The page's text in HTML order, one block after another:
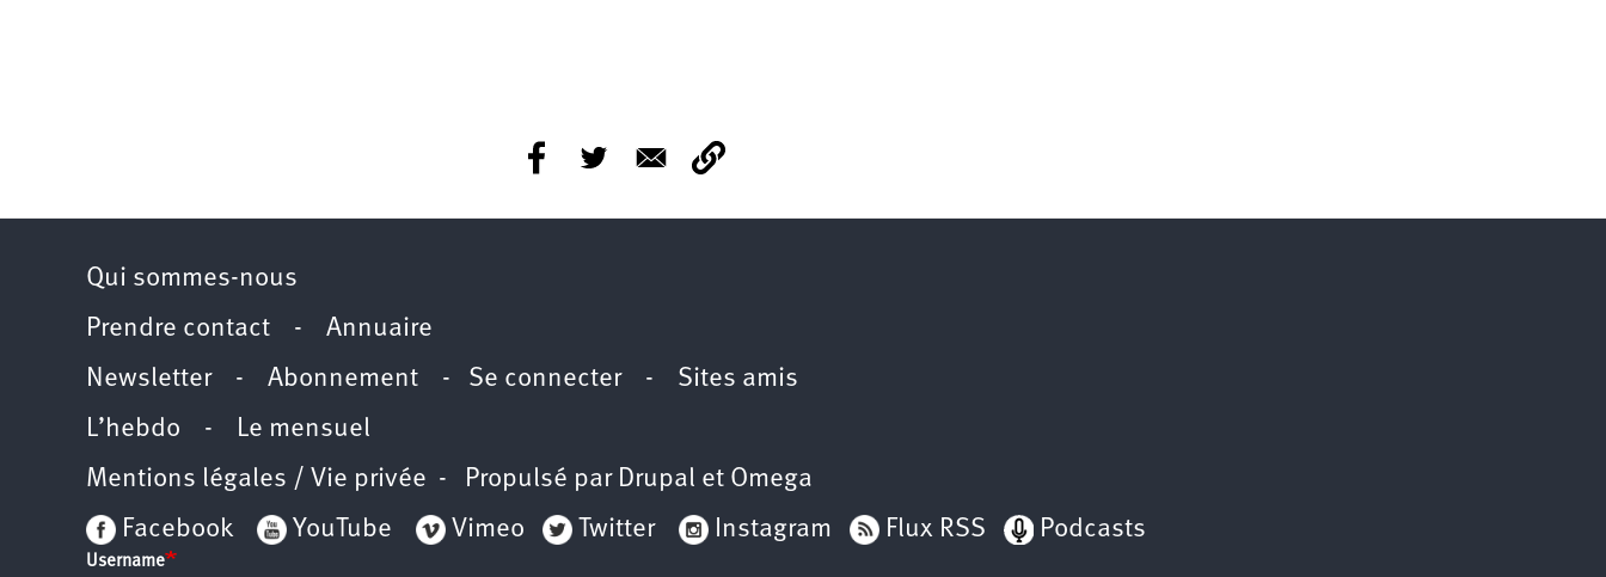
Qui sommes-nous
Prendre contact - Annuaire
Newsletter - Abonnement - Se connecter- Sites amis
L’hebdo - Le mensuel
Mentions légales / Vie privée - Propulsé par Drupal et Omega
Facebook
YouTube Vimeo Twitter Instagram Flux RSS Podcasts
Username